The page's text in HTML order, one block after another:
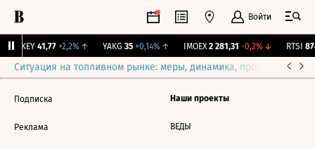
Войти
OKEY 41,77 +2,2%↑ YAKG 35 +0,14%↑ IMOEX 2 281,31 -0,2%↓ RTSI
Ситуация на топливном рынке: меры, динамика, прогнозы
Подписка
Реклама
Наши проекты
ВЕДЫ